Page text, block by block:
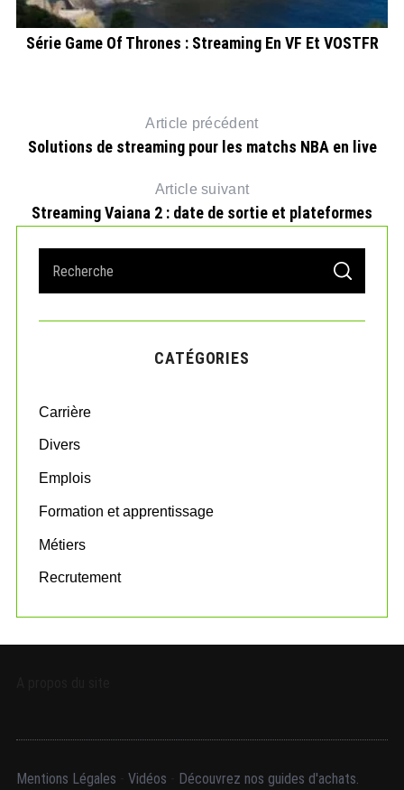
Série Game Of Thrones : Streaming En VF Et VOSTFR
Article précédent
Solutions de streaming pour les matchs NBA en live
Article suivant
Streaming Vaiana 2 : date de sortie et plateformes
a
r
o
:
S
A
C
CATÉGORIES
Carrière
Divers
Emplois
Formation et apprentissage
Métiers
Recrutement
Mentions Légales Vidéos Découvrez nos guides d'achats.